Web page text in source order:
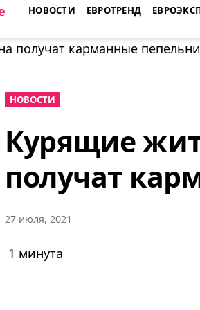
НОВОСТИ ЕВРОТРЕНД
НОВОСТИ
Курящие
получат
27 июля, 2021
1 минута